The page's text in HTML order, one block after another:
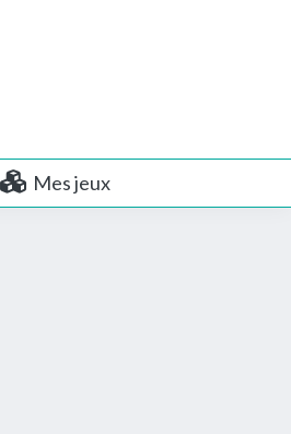
Mes jeux